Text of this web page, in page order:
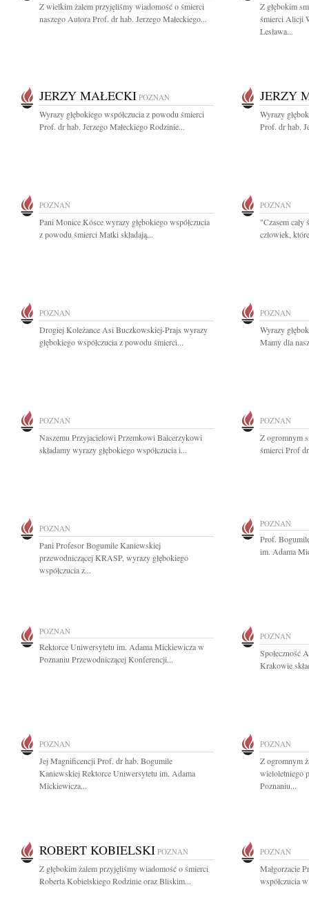
Z wielkim żalem przyjęliśmy wiadomość o śmierci
naszego Autora Prof. dr hab. Jerzego Małeckiego...
Z głębokim
śmierci Alicji
Lesława...
JERZY MAŁECKI POZNAŃ
Wyrazy głębokiego współczucia z powodu śmierci
Prof. dr hab. Jerzego Małeckiego Rodzinie...
JERZY
Wyrazy
Prof. dr hab.
POZNAŃ
Pani Monice Kósce wyrazy głębokiego współczucia
z powodu śmierci Matki składają...
POZNAŃ
"Czasem cały
człowiek,
POZNAŃ
Drogiej Koleżance Asi Buczkowskiej-Prajs wyrazy
głębokiego współczucia z powodu śmierci...
POZNAŃ
Wyrazy
Mamy dla
POZNAŃ
Naszemu Przyjacielowi Przemkowi Balcerzykowi
składamy wyrazy głębokiego współczucia i...
POZNAŃ
Z ogromnym
śmierci Prof
POZNAŃ
Pani Profesor Bogumile Kaniewskiej
przewodniczącej KRASP, wyrazy głębokiego
współczucia z...
POZNAŃ
Prof.
im. Adama
POZNAŃ
Rektorce Uniwersytetu im. Adama Mickiewicza w
Poznaniu Przewodniczącej Konferencji...
POZNAŃ
Społeczność
Krakowie
POZNAŃ
Jej Magnificencji Prof. dr hab. Bogumile
Kaniewskiej Rektorce Uniwersytetu im. Adama
Mickiewicza...
POZNAŃ
Z ogromnym
wieloletniego
Poznaniu...
ROBERT KOBIELSKI POZNAŃ
Z głębokim żalem przyjęliśmy wiadomość o śmierci
Roberta Kobielskiego Rodzinie oraz Bliskim...
POZNAŃ
Małgorzacie
współczucia